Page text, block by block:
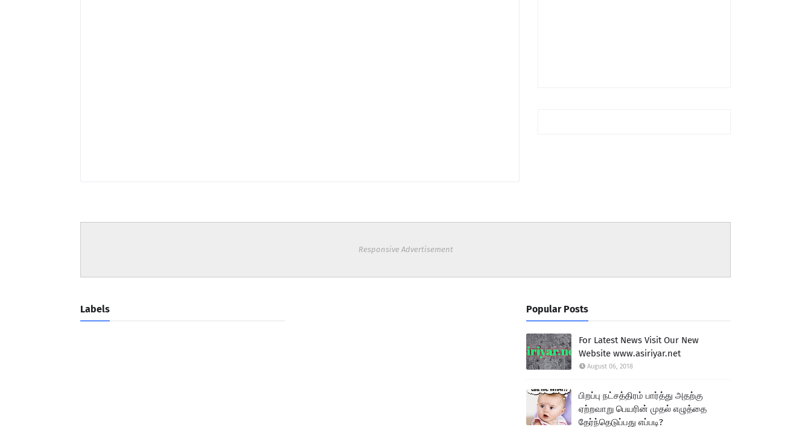
Responsive Advertisement
Labels Popular Posts
For Latest News Visit Our New
Website www.asiriyar.net
August 06, 2018
பிறப்பு நட்சத்திரம் பார்த்து அதற்கு
ஏற்றவாறு பெயரின் முதல் எழுத்தை
தேர்ந்தெடுப்பது எப்படி?